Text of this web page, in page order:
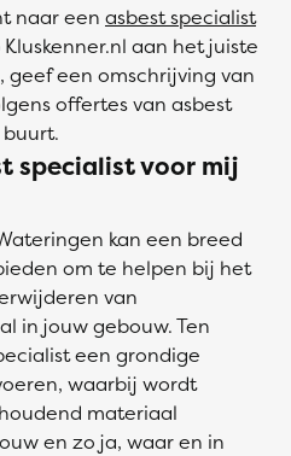
naar een asbest specialist
aan het juiste
geef een omschrijving van
offertes van asbest
specialist voor mij
kan een breed
om te helpen bij het
van
in jouw gebouw. Ten
een grondige
waarbij wordt
materiaal
en zo ja, waar en in